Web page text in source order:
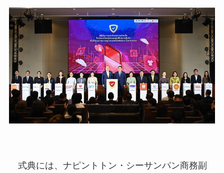
式典には、ナピントトン・シーサンパン商務副